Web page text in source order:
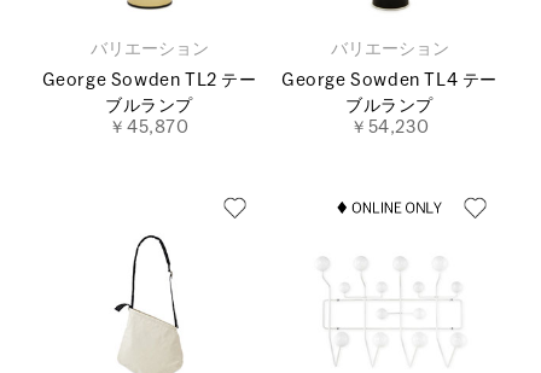
バリエーション
George Sowden TL2 テー
ブルランプ
￥45,870
バリエーション
George Sowden TL4 テー
ブルランプ
￥54,230